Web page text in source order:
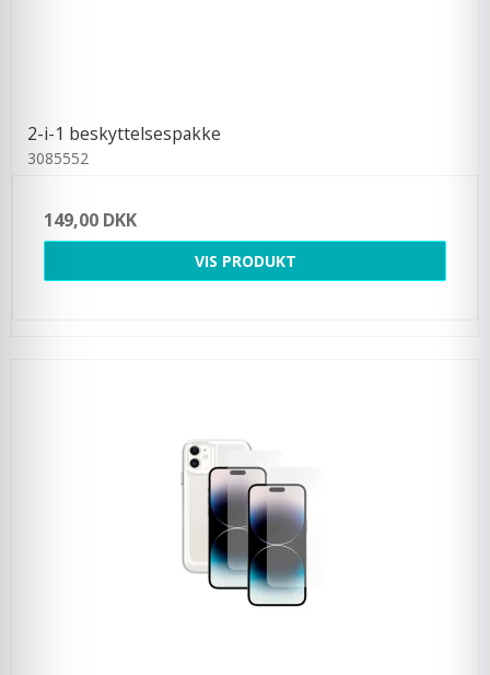
2-i-1 beskyttelsespakke
3085552
149,00 DKK
VIS PRODUKT